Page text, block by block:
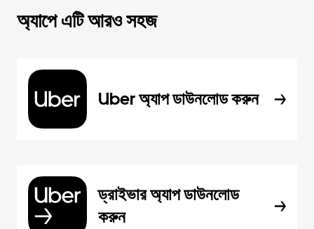
অ্যাপে এটি আরও সহজ
Uber অ্যাপ ডাউনলোড করুন
ড্রাইভার অ্যাপ ডাউনলোড
করুন